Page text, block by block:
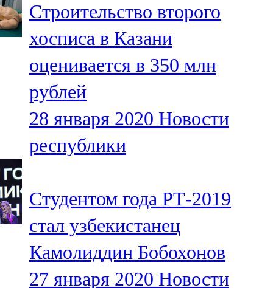
Мамадыш
106,2 FM
Минзәлә
107,3 FM
Мөслим
100,0 FM
104,7 FM
Олы Әтнә
71,42 FM
Строительство второго
хосписа в Казани
оценивается в 350 млн
рублей
28 января 2020 Новости
республики
Студентом года РТ-2019
стал узбекистанец
Камолиддин Бобохонов
27 января 2020 Новости